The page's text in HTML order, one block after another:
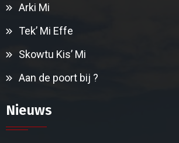
Arki Mi
Tek’ Mi Effe
Skowtu Kis’ Mi
Aan de poort bij ?
Nieuws